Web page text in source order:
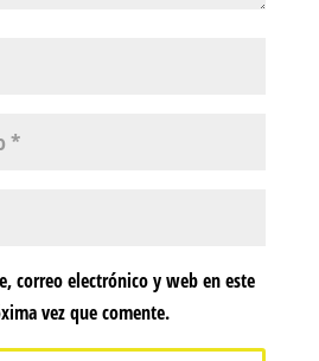
correo electrónico y web en este
vez que comente.